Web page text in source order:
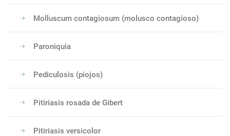
Molluscum contagiosum (molusco contagioso)
Paroniquia
Pediculosis (piojos)
Pitiriasis rosada de Gibert
Pitiriasis versicolor